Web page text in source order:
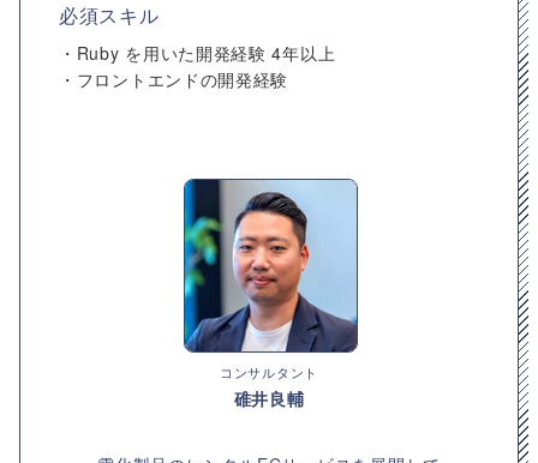
必須スキル
・Ruby を用いた開発経験 4年以上
・フロントエンドの開発経験
コンサルタント
碓井良輔